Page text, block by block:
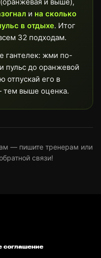
и на сколько
в отдыхе. Итог
32 подходам.
гантелек: жми по-
пульс до оранжевой
отпускай его в
тем выше оценка.
— пишите тренерам или
связи!
соглашение